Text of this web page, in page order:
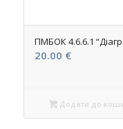
ПМБОК 4.6.6.1
20.00 €
Додати до